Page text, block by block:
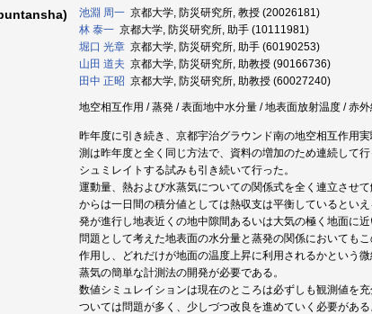
池淵 周一 京都大学, 防災研究所, 教授 (20026181)
林 泰一 京都大学, 防災研究所, 助手 (10111981)
堀口 光章 京都大学, 防災研究所, 助手 (60190253)
山田 道夫 京都大学, 防災研究所, 助教授 (90166736)
田中 正昭 京都大学, 防災研究所, 助教授 (60027240)
地空相互作用 / 蒸発 / 表面地中水分量 / 地表面放射温度 / 赤
昨年度に引き続き、京都宇治グラウンド南の地空相互作用
測は昨年度と全く同じ方法で、資料の増加のため連続して
シュミレイトする試みも引き続いて行った。
運動量、熱および水蒸気についての関係式を全く連立させ
からは一日間の積分値としては熱収支は平衡しているとい
発が進行し地表近くの地中隙間あるいは大気の極く地面に
問題として考えた地表面の水分量と蒸発の関係においても
作用し、どれだけが地面の温度上昇に利用されるかという
蒸気の簡単な計測法の開発が必要である。
数値シミュレイションは現在のところは必ずしも観測値を
ついては問題が多く、少しづつ改良を進めていく必要がある